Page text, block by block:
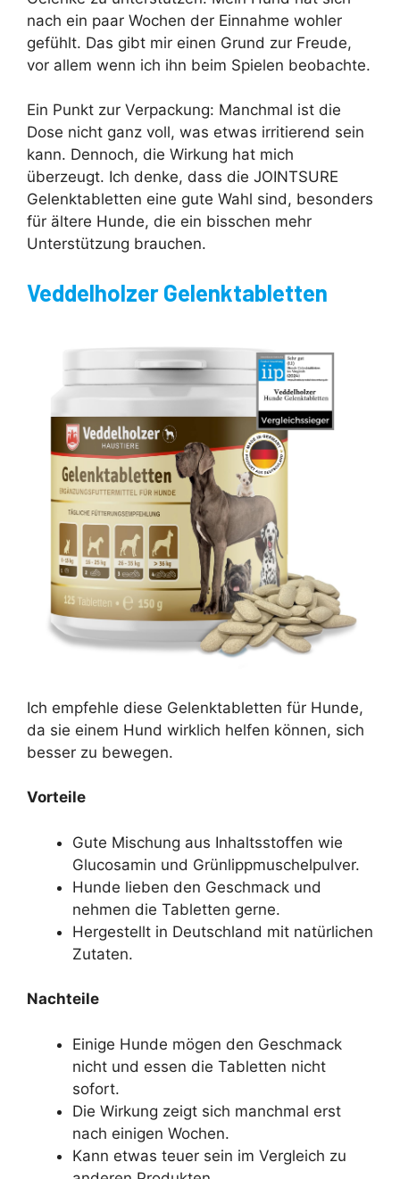
nach ein paar Wochen der Einnahme wohler
gefühlt. Das gibt mir einen Grund zur Freude,
vor allem wenn ich ihn beim Spielen beobachte.
Ein Punkt zur Verpackung: Manchmal ist die
Dose nicht ganz voll, was etwas irritierend sein
kann. Dennoch, die Wirkung hat mich
überzeugt. Ich denke, dass die JOINTSURE
Gelenktabletten eine gute Wahl sind, besonders
für ältere Hunde, die ein bisschen mehr
Unterstützung brauchen.
Veddelholzer Gelenktabletten
Ich empfehle diese Gelenktabletten für Hunde,
da sie einem Hund wirklich helfen können, sich
besser zu bewegen.
Vorteile
Gute Mischung aus Inhaltsstoffen wie
Glucosamin und Grünlippmuschelpulver.
Hunde lieben den Geschmack und
nehmen die Tabletten gerne.
Hergestellt in Deutschland mit natürlichen
Zutaten.
Nachteile
Einige Hunde mögen den Geschmack
nicht und essen die Tabletten nicht
sofort.
Die Wirkung zeigt sich manchmal erst
nach einigen Wochen.
Kann etwas teuer sein im Vergleich zu